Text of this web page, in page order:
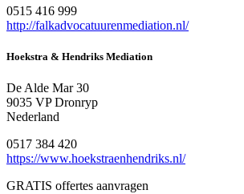
0515 416 999
http://falkadvocatuurenmediation.nl/
Hoekstra & Hendriks Mediation
De Alde Mar 30
9035 VP Dronryp
Nederland
0517 384 420
https://www.hoekstraenhendriks.nl/
GRATIS offertes aanvragen